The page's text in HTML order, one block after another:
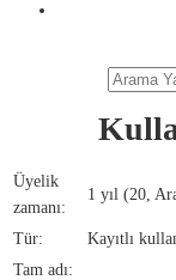
Üyelik
zamanı:
1 yıl (20,
Tür:
Kayıtlı
Tam adı: